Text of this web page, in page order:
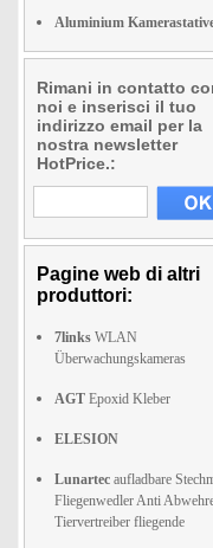
Aluminium
Rimani in contatto
noi e inserisci il tuo
indirizzo email per la
nostra newsletter
HotPrice.:
Pagine web di altri
produttori:
7links WLAN
Überwachungskameras
AGT Epoxid Kleber
ELESION
Lunartec aufladbare
Fliegenwedler Anti
Tiervertreiber fliegende